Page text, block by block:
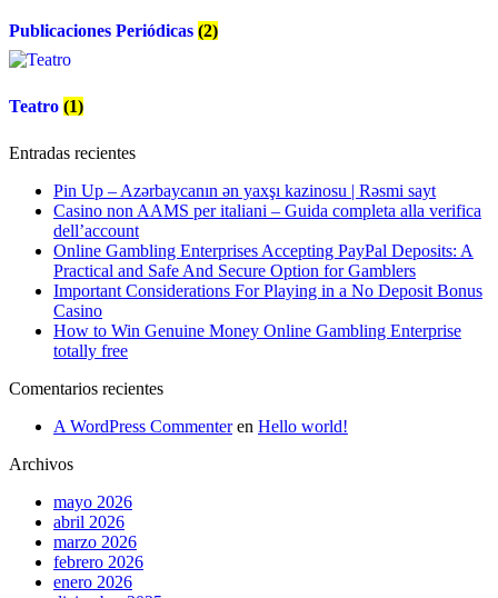
Publicaciones Periódicas (2)
Teatro (1)
Entradas recientes
Pin Up – Azərbaycanın ən yaxşı kazinosu | Rəsmi sayt
Casino non AAMS per italiani – Guida completa alla verifica
dell’account
Online Gambling Enterprises Accepting PayPal Deposits: A
Practical and Safe And Secure Option for Gamblers
Important Considerations For Playing in a No Deposit Bonus
Casino
How to Win Genuine Money Online Gambling Enterprise
totally free
Comentarios recientes
A WordPress Commenteren Hello world!
Archivos
mayo 2026
abril 2026
marzo 2026
febrero 2026
enero 2026